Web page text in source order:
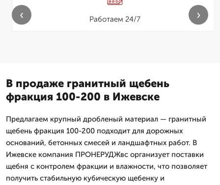
Работаем 24/7
‹ ›
В продаже гранитный щебень
фракция 100-200 в Ижевске
Предлагаем крупный дробленый материал — гранитный
щебень фракция 100-200 подходит для дорожных
оснований, бетонных смесей и ландшафтных работ. В
Ижевске компания ПРОНЕРУДЖвс организует поставки
щебня с контролем фракции и влажности, что позволяет
получить стабильную кубическую щебенку и